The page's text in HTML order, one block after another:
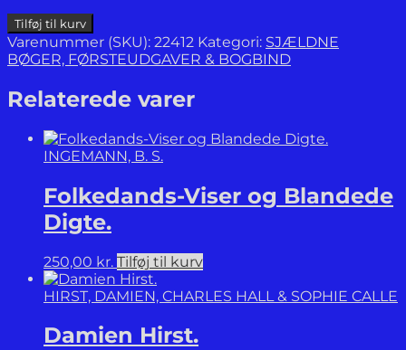
Keith
Haring.
antal
Tilføj til kurv
Varenummer (SKU): 22412 Kategori: SJÆLDNE
BØGER, FØRSTEUDGAVER & BOGBIND
Relaterede varer
INGEMANN, B. S.
Folkedands-Viser og Blandede
Digte.
250,00 kr. Tilføj til kurv
HIRST, DAMIEN, CHARLES HALL & SOPHIE CALLE
Damien Hirst.